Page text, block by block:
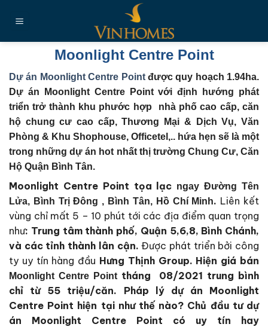
đến
Moonlight Centre Point
Dự án Moonlight Centre Pointđược quy hoạch 1.94ha.
Dự án Moonlight Centre Point với định hướng phát
triển trở thành khu phước hợp nhà phố cao cấp, căn
hộ chung cư cao cấp, Thương Mại & Dịch Vụ, Văn
Phòng & Khu Shophouse, Officetel,.. hứa hẹn sẽ là một
trong những dự án hot nhất thị trường Chung Cư, Căn
Hộ Quận Bình Tân.
Moonlight Centre Point tọa lạc ngay Đường Tên
Lửa, Bình Trị Đông , Bình Tân, Hồ Chí Minh. Liên kết
vùng chỉ mất 5 – 10 phút tới các địa điểm quan trọng
như: Trung tâm thành phố, Quận 5,6,8, Bình Chánh,
và các tỉnh thành lân cận.Được phát triển bởi công
ty uy tín hàng đầu Hưng Thịnh Group. Hiện giá bán
Moonlight Centre Pointtháng 08/2021 trung bình
chỉ từ 55 triệu/căn. Pháp lý dự án Moonlight
Centre Point hiện tại như thế nào? Chủ đầu tư dự
án Moonlight Centre Point có uy tín hay